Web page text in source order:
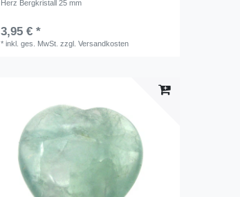
Herz Bergkristall 25 mm
3,95 € *
*inkl. ges. MwSt. zzgl.Versandkosten